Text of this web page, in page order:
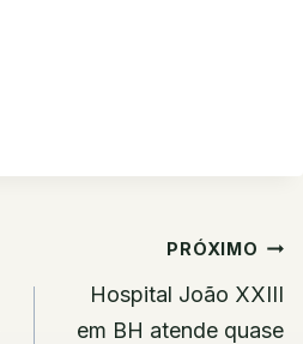
PRÓXIMO
Hospital João XXIII
em BH atende quase